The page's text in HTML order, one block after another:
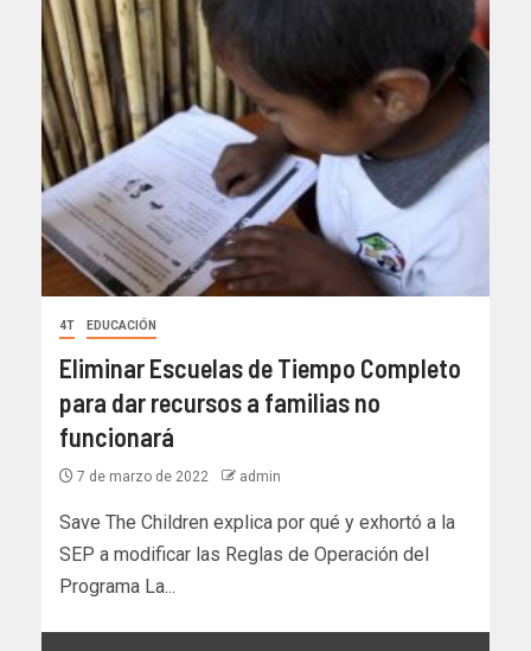
4T EDUCACIÓN
Eliminar Escuelas de Tiempo Completo
para dar recursos a familias no
funcionará
7 de marzo de 2022 admin
Save The Children explica por qué y exhortó a la
SEP a modificar las Reglas de Operación del
Programa La...